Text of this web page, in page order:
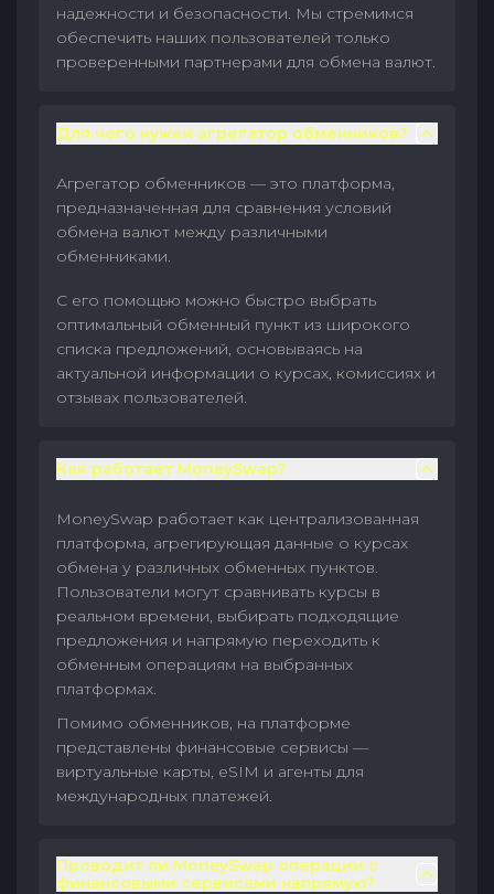
надежности и безопасности. Мы стремимся
обеспечить наших пользователей только
проверенными партнерами для обмена валют.
Для чего нужен агрегатор обменников?
Агрегатор обменников — это платформа,
предназначенная для сравнения условий
обмена валют между различными
обменниками.
С его помощью можно быстро выбрать
оптимальный обменный пункт из широкого
списка предложений, основываясь на
актуальной информации о курсах, комиссиях и
отзывах пользователей.
Как работает MoneySwap?
MoneySwap работает как централизованная
платформа, агрегирующая данные о курсах
обмена у различных обменных пунктов.
Пользователи могут сравнивать курсы в
реальном времени, выбирать подходящие
предложения и напрямую переходить к
обменным операциям на выбранных
платформах.
Помимо обменников, на платформе
представлены финансовые сервисы —
виртуальные карты, eSIM и агенты для
международных платежей.
Проводит ли MoneySwap операции с
финансовыми сервисами напрямую?